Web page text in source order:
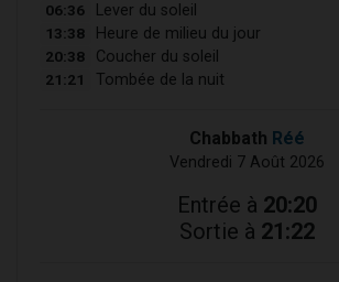
06:36 Lever du soleil
13:38 Heure de milieu du jour
20:38 Coucher du soleil
21:21 Tombée de la nuit
Chabbath Réé
Vendredi 7 Août 2026
Entrée à 20:20
Sortie à 21:22